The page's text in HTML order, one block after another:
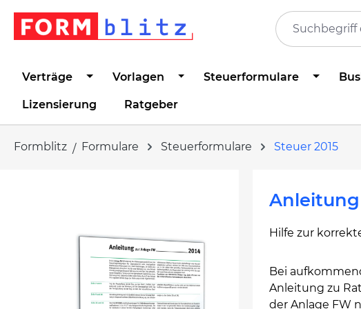
Zur Hauptnavigation springen
Verträge Vorlagen Steuerformulare
Lizensierung Ratgeber
Formblitz Formulare Steuerformulare Steuer 2015
Anleitung
Hilfe zur
Bei
Anleitung zu
der Anlage FW